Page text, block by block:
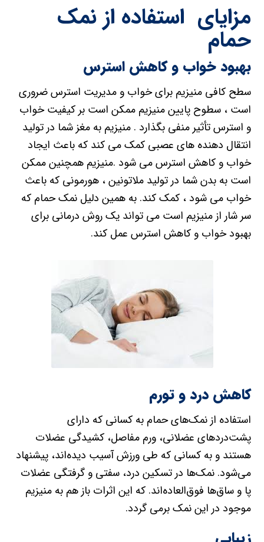
مزایای استفاده از نمک
حمام
بهبود خواب و کاهش استرس
سطح کافی منیزیم برای خواب و مدیریت استرس ضروری
است ، سطوح پایین منیزیم ممکن است بر کیفیت خواب
و استرس تأثیر منفی بگذارد . منیزیم به مغز شما در تولید
انتقال دهنده های عصبی کمک می کند که باعث ایجاد
خواب و کاهش استرس می شود .منیزیم همچنین ممکن
است به بدن شما در تولید ملاتونین ، هورمونی که باعث
خواب می شود ، کمک کند. به همین دلیل نمک حمام که
سر شار از منیزیم است می تواند یک روش درمانی برای
بهبود خواب و کاهش استرس عمل کند.
کاهش درد و تورم
استفاده از نمک‌های حمام به کسانی که دارای
پشت‌دردهای عضلانی، ورم مفاصل، کشیدگی عضلات
هستند و به کسانی که طی ورزش آسیب دیده‌اند، پیشنهاد
می‌شود. نمک‌ها در تسکین درد، سفتی و گرفتگی عضلات
پا و ساق‌ها فوق‌العاده‌اند. که این اثرات باز هم به منیزیم
موجود در این نمک برمی گردد.